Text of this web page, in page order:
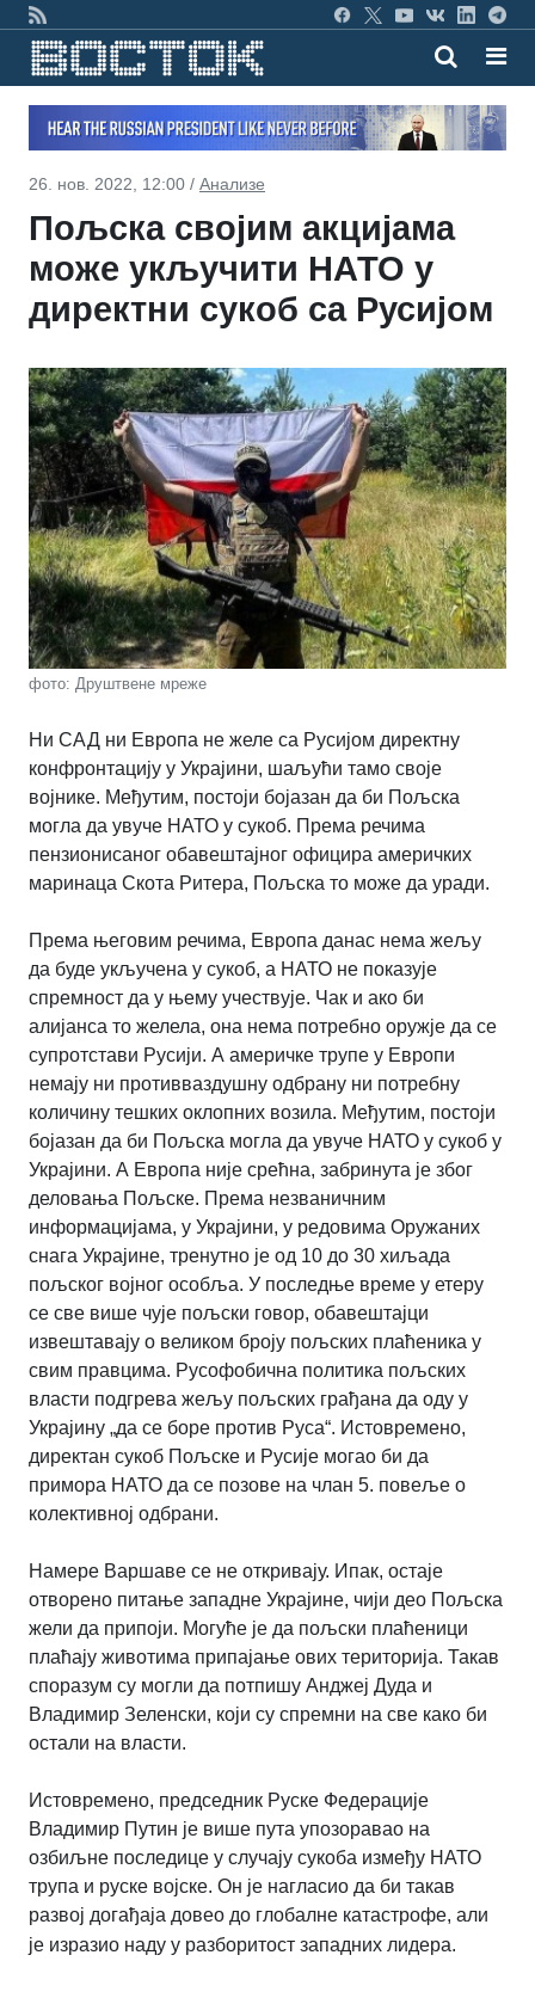
26. нов. 2022, 12:00 / Анализе
Пољска својим акцијама
може укључити НАТО у
директни сукоб са Русијом
фото: Друштвене мреже
Ни САД ни Европа не желе са Русијом директну
конфронтацију у Украјини, шаљући тамо своје
војнике. Међутим, постоји бојазан да би Пољска
могла да увуче НАТО у сукоб. Према речима
пензионисаног обавештајног официра америчких
маринаца Скота Ритера, Пољска то може да уради.
Према његовим речима, Европа данас нема жељу
да буде укључена у сукоб, а НАТО не показује
спремност да у њему учествује. Чак и ако би
алијанса то желела, она нема потребно оружје да се
супротстави Русији. А америчке трупе у Европи
немају ни противваздушну одбрану ни потребну
количину тешких оклопних возила. Међутим, постоји
бојазан да би Пољска могла да увуче НАТО у сукоб у
Украјини. А Европа није срећна, забринута је због
деловања Пољске. Према незваничним
информацијама, у Украјини, у редовима Оружаних
снага Украјине, тренутно је од 10 до 30 хиљада
пољског војног особља. У последње време у етеру
се све више чује пољски говор, обавештајци
извештавају о великом броју пољских плаћеника у
свим правцима. Русофобична политика пољских
власти подгрева жељу пољских грађана да оду у
Украјину „да се боре против Руса“. Истовремено,
директан сукоб Пољске и Русије могао би да
примора НАТО да се позове на члан 5. повеље о
колективној одбрани.
Намере Варшаве се не откривају. Ипак, остаје
отворено питање западне Украјине, чији део Пољска
жели да припоји. Могуће је да пољски плаћеници
плаћају животима припајање ових територија. Такав
споразум су могли да потпишу Анджеј Дуда и
Владимир Зеленски, који су спремни на све како би
остали на власти.
Истовремено, председник Руске Федерације
Владимир Путин је више пута упозоравао на
озбиљне последице у случају сукоба између НАТО
трупа и руске војске. Он је нагласио да би такав
развој догађаја довео до глобалне катастрофе, али
је изразио наду у разборитост западних лидера.